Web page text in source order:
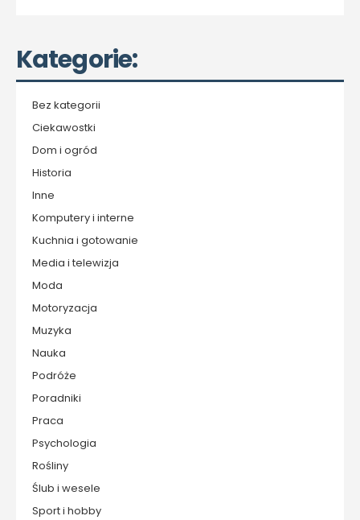
Kategorie:
Bez kategorii
Ciekawostki
Dom i ogród
Historia
Inne
Komputery i interne
Kuchnia i gotowanie
Media i telewizja
Moda
Motoryzacja
Muzyka
Nauka
Podróże
Poradniki
Praca
Psychologia
Rośliny
Ślub i wesele
Sport i hobby